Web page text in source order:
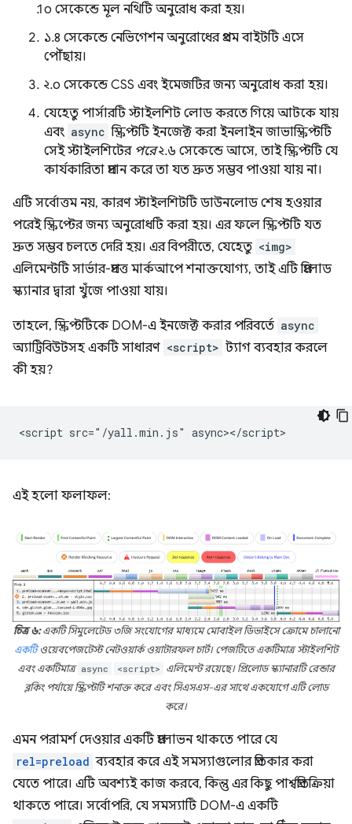
০ সেকেন্ডে মূল নথিটি অনুরোধ করা হয়।
১.৪ সেকেন্ডে নেভিগেশন অনুরোধের প্রথম বাইটটি এসে
পৌঁছায়।
২.০ সেকেন্ডে CSS এবং ইমেজটির জন্য অনুরোধ করা হয়।
যেহেতু পার্সারটি স্টাইলশিট লোড করতে গিয়ে আটকে যায়
এবং async স্ক্রিপ্টটি ইনজেক্ট করা ইনলাইন জাভাস্ক্রিপ্টটি
সেই স্টাইলশিটের পরে২.৬ সেকেন্ডে আসে, তাই স্ক্রিপ্টটি যে
কার্যকারিতা প্রদান করে তা যত দ্রুত সম্ভব পাওয়া যায় না।
এটি সর্বোত্তম নয়, কারণ স্টাইলশিটটি ডাউনলোড শেষ হওয়ার
পরেই স্ক্রিপ্টের জন্য অনুরোধটি করা হয়। এর ফলে স্ক্রিপ্টটি যত
দ্রুত সম্ভব চলতে দেরি হয়। এর বিপরীতে, যেহেতু <img>
এলিমেন্টটি সার্ভার-প্রদত্ত মার্কআপে শনাক্তযোগ্য, তাই এটি প্রিলোড
স্ক্যানার দ্বারা খুঁজে পাওয়া যায়।
তাহলে, স্ক্রিপ্টটিকে DOM-এ ইনজেক্ট করার পরিবর্তে async
অ্যাট্রিবিউটসহ একটি সাধারণ <script> ট্যাগ ব্যবহার করলে
কী হয়?
এই হলো ফলাফল:
চিত্র ৬:একটি সিমুলেটেড ৩জি সংযোগের মাধ্যমে মোবাইল ডিভাইসে ক্রোমে চালানো
একটিওয়েবপেজটেস্ট নেটওয়ার্ক ওয়াটারফল চার্ট। পেজটিতে একটিমাত্র স্টাইলশিট
এবং একটিমাত্র async <script> এলিমেন্ট রয়েছে। প্রিলোড স্ক্যানারটি রেন্ডার
ব্লকিং পর্যায়ে স্ক্রিপ্টটি শনাক্ত করে এবং সিএসএস-এর সাথে একযোগে এটি লোড
করে।
এমন পরামর্শ দেওয়ার একটি প্রলোভন থাকতে পারে যে
rel=preload ব্যবহার করে এই সমস্যাগুলোর প্রতিকার করা
যেতে পারে। এটি অবশ্যই কাজ করবে, কিন্তু এর কিছু পার্শ্বপ্রতিক্রিয়া
থাকতে পারে। সর্বোপরি, যে সমস্যাটি DOM-এ একটি